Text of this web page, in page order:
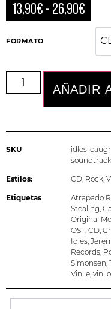
13,90€ - 26,90€
FORMATO
AÑADIR
SKU
idles-
soundtrack
Estilos: CD, Rock,
Etiquetas Atrapado
Stealing,
Original
OST, CD,
Idles,
Records,
Simonsen,
Vinile, vinilo